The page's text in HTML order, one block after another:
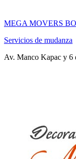
MEGA MOVERS
Servicios de mudanza
Av. Manco Kapac y 6